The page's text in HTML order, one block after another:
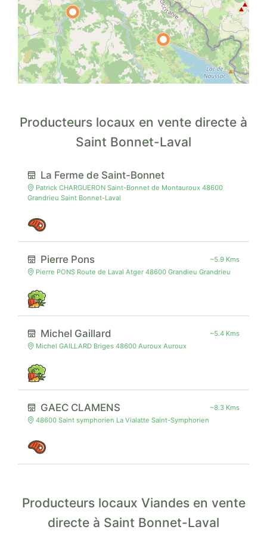
Producteurs locaux en vente directe à
Saint Bonnet-Laval
La Ferme de Saint-Bonnet
Patrick CHARGUERON Saint-Bonnet de Montauroux 48600
Grandrieu Saint Bonnet-Laval
Pierre Pons
~5.9 Kms
Pierre PONS Route de Laval Atger 48600 Grandieu Grandrieu
Michel Gaillard
~5.4 Kms
Michel GAILLARD Briges 48600 Auroux Auroux
GAEC CLAMENS
~8.3 Kms
48600 Saint symphorien La Vialatte Saint-Symphorien
Producteurs locaux Viandes en vente
directe à Saint Bonnet-Laval